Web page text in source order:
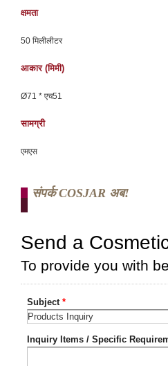
क्षमता
50 मिलीलीटर
आकार (मिमी)
Ø71 * एच51
सामग्री
एमएस
संपर्क COSJAR अब!